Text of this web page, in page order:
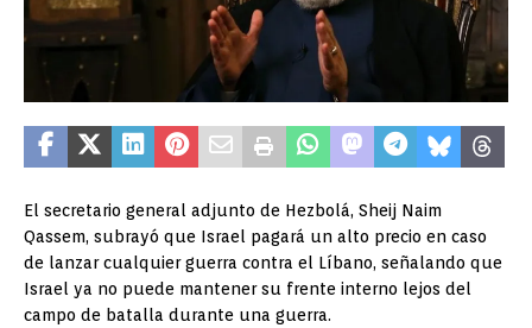
El secretario general adjunto de Hezbolá, Sheij Naim
Qassem, subrayó que Israel pagará un alto precio en caso
de lanzar cualquier guerra contra el Líbano, señalando que
Israel ya no puede mantener su frente interno lejos del
campo de batalla durante una guerra.